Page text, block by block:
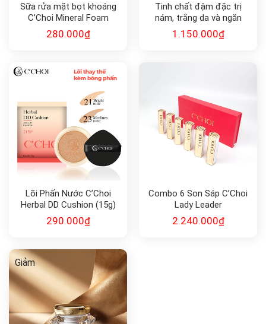
Sữa rửa mặt bọt khoáng
C’Choi Mineral Foam
Cleanser
280.000₫
Tinh chất đậm đặc trị
nám, trắng da và ngăn
ngừa lão hóa Gold Snail
Essence 45ml
1.150.000₫
Lõi Phấn Nước C’Choi
Herbal DD Cushion (15g)
SPF 50
290.000₫
Combo 6 Son Sáp C’Choi
Lady Leader
2.240.000₫
Giảm